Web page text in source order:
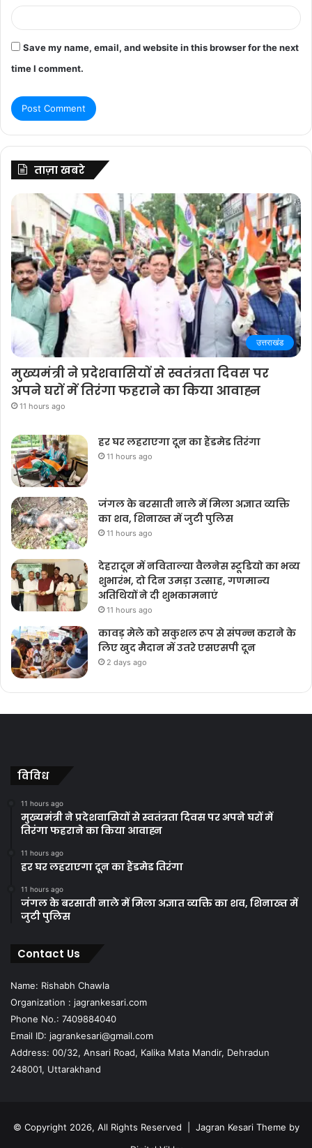
Save my name, email, and website in this browser for the next
time I comment.
ताज़ा खबरे
उत्तराखंड
मुख्यमंत्री ने प्रदेशवासियों से स्वतंत्रता दिवस पर
अपने घरों में तिरंगा फहराने का किया आवाह्न
11 hours ago
हर घर लहराएगा दून का हैंडमेड तिरंगा
11 hours ago
जंगल के बरसाती नाले में मिला अज्ञात व्यक्ति
का शव, शिनाख्त में जुटी पुलिस
11 hours ago
देहरादून में नविताल्या वैलनेस स्टूडियो का भव्य
शुभारंभ, दो दिन उमड़ा उत्साह, गणमान्य
अतिथियों ने दी शुभकामनाएं
11 hours ago
कावड़ मेले को सकुशल रूप से संपन्न कराने के
लिए खुद मैदान में उतरे एसएसपी दून
2 days ago
विविध
11 hours ago
मुख्यमंत्री ने प्रदेशवासियों से स्वतंत्रता दिवस पर अपने घरों में
तिरंगा फहराने का किया आवाह्न
11 hours ago
हर घर लहराएगा दून का हैंडमेड तिरंगा
11 hours ago
जंगल के बरसाती नाले में मिला अज्ञात व्यक्ति का शव, शिनाख्त में
जुटी पुलिस
Contact Us
Name: Rishabh Chawla
Organization : jagrankesari.com
Phone No.: 7409884040
Email ID: jagrankesari@gmail.com
Address: 00/32, Ansari Road, Kalika Mata Mandir, Dehradun
248001, Uttarakhand
© Copyright 2026, All Rights Reserved | Jagran Kesari Theme by